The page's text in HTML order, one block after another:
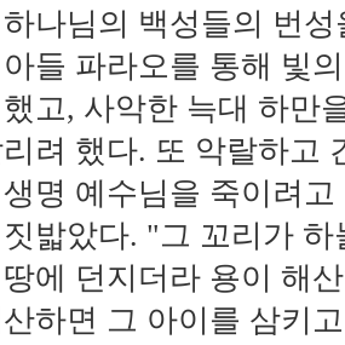
나님의 백성들의 번
들 파라오를 통해 빛
고, 사악한 늑대 하만
려 했다. 또 악랄하고
명 예수님을 죽이려
밟았다. "그 꼬리가
에 던지더라 용이 해
하면 그 아이를 삼키